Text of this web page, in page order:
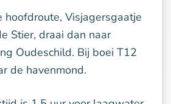
hoofdroute, Visjagersgaatje
Stier, draai dan naar
Oudeschild. Bij boei T12
de havenmond.